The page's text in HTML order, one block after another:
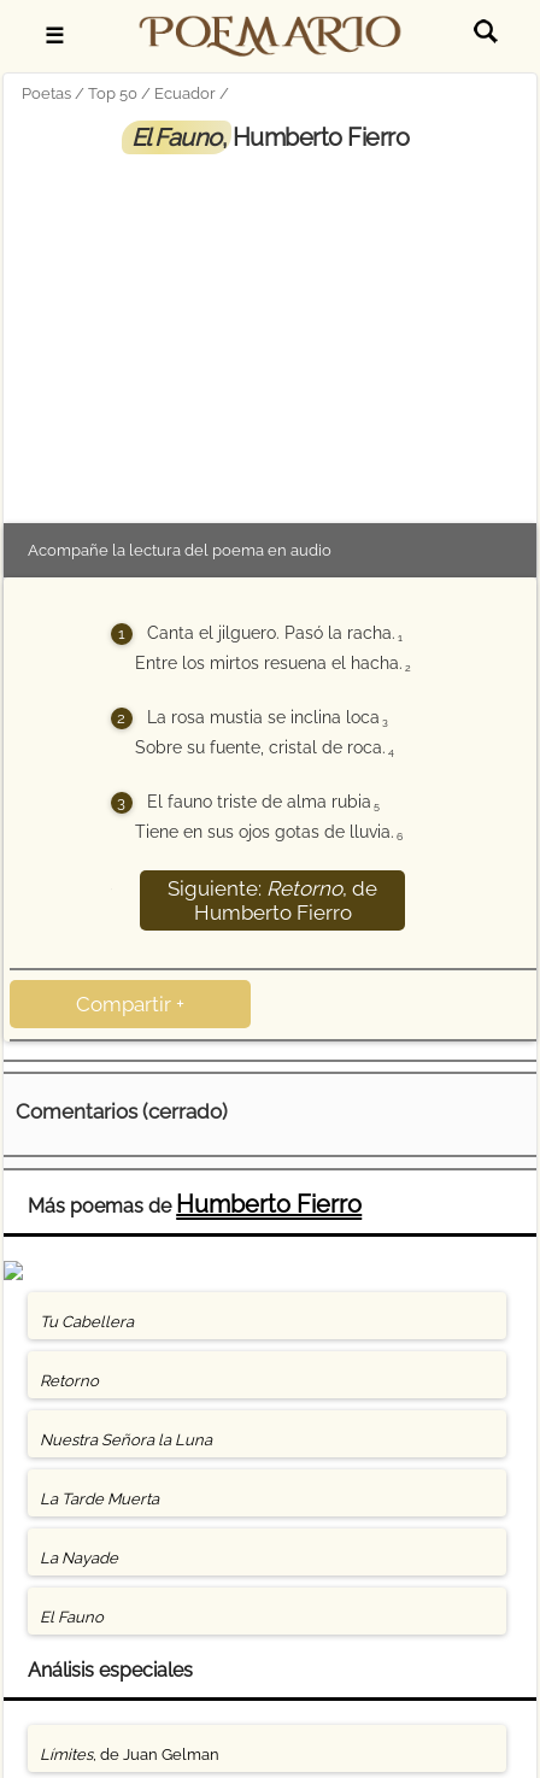
☰
Poetas Top 50 Ecuador
El Fauno, Humberto Fierro
Acompañe la lectura del poema en audio
Canta el jilguero. Pasó la racha. 1
Entre los mirtos resuena el hacha. 2
La rosa mustia se inclina loca 3
Sobre su fuente, cristal de roca. 4
El fauno triste de alma rubia 5
Tiene en sus ojos gotas de lluvia. 6
Siguiente: Retorno, de
Humberto Fierro
Compartir +
Comentarios (cerrado)
Más poemas de Humberto Fierro
Tu Cabellera
Retorno
Nuestra Señora la Luna
La Tarde Muerta
La Nayade
El Fauno
Análisis especiales
Límites, de Juan Gelman